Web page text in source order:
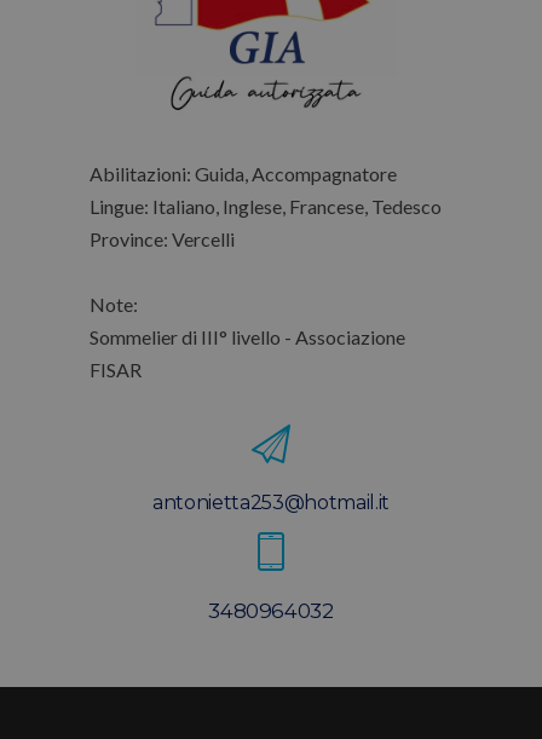
Abilitazioni: Guida, Accompagnatore
Lingue: Italiano, Inglese, Francese, Tedesco
Province: Vercelli
Note:
Sommelier di III° livello - Associazione
FISAR
antonietta253@hotmail.it
3480964032